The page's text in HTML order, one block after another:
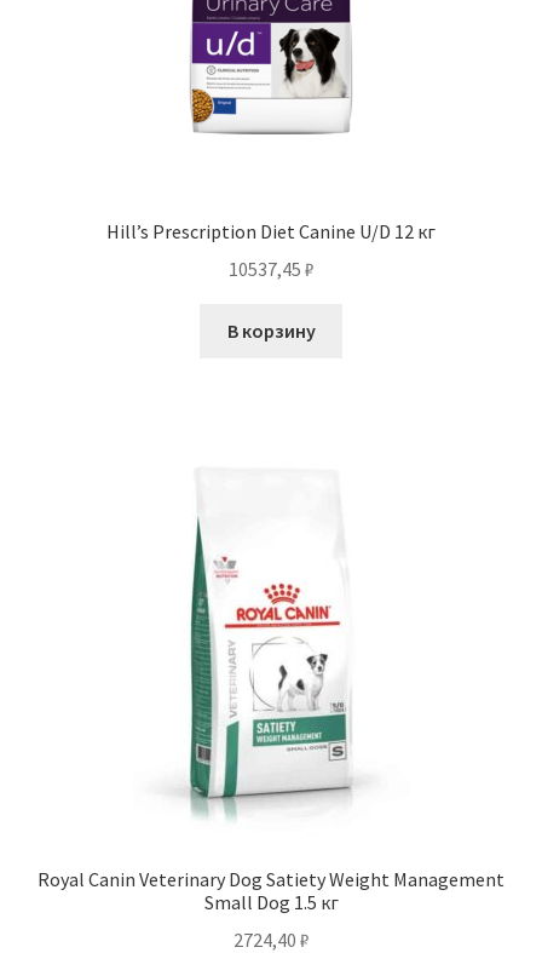
Hill’s Prescription Diet Canine U/D 12 кг
10537,45 ₽
В корзину
Royal Canin Veterinary Dog Satiety Weight Management
Small Dog 1.5 кг
2724,40 ₽